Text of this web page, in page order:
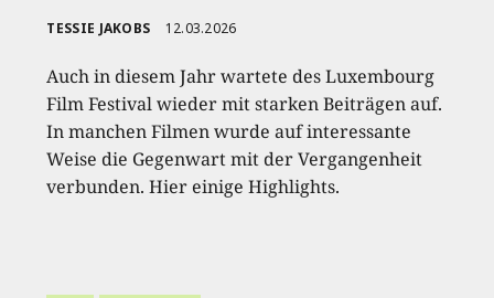
TESSIE JAKOBS 12.03.2026
Auch in diesem Jahr wartete des Luxembourg
Film Festival wieder mit starken Beiträgen auf.
In manchen Filmen wurde auf interessante
Weise die Gegenwart mit der Vergangenheit
verbunden. Hier einige Highlights.